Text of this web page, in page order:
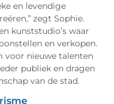
en levendige
zegt Sophie.
kunststudio’s waar
en verkopen.
voor nieuwe talenten
publiek en dragen
van de stad.